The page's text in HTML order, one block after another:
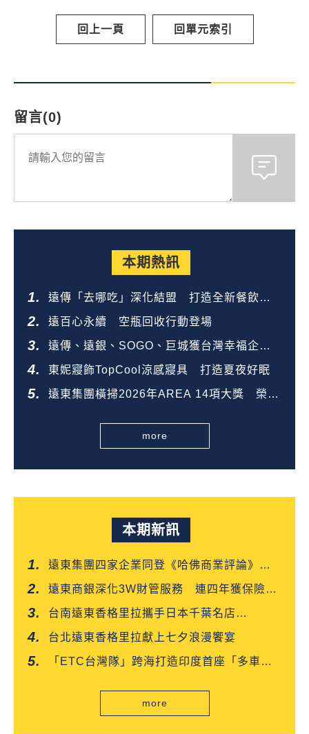
回上一頁 回單元索引
留言(0)
本期熱訊
遠傳「去哪吃」深化結盟 打造全新餐飲生
態圈
遠百心永續 空瓶回收行動登場
遠傳、遠銀、SOGO、巨城獲台灣幸福企業
金獎
東妮寢飾TopCool涼感寢具 打造夏夜好眠
遠東集團橫掃2026年AREA 14項大獎 榮登
more
本期新訊
遠東集團四家企業同登《哈佛商業評論》
「台灣企業領袖100強」
遠東商銀深化3W財管服務 連四年獲保險信
望愛雙獎肯定
台南遠東香格里拉攜手日本千葉名店
「CROISSANT」 得獎可頌搶先上市
台北遠東香格里拉獻上七夕浪漫饗宴
「ETC台灣隊」跨海打造印度首座「多車道
more